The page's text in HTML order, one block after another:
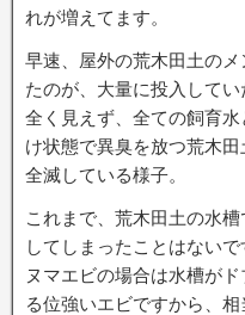
れが増えてます。
早速、屋外の荒木田土の
たのが、大量に投入して
全く見えず、全ての飼育
け状態で異臭を放つ荒木
全滅している様子。
これまで、荒木田土の水
してしまったことはない
ヌマエビの場合は水槽が
る位強いエビですから、